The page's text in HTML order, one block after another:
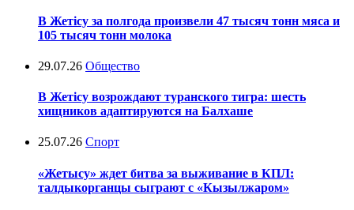
В Жетісу за полгода произвели 47 тысяч тонн мяса и
105 тысяч тонн молока
29.07.26 Общество
В Жетісу возрождают туранского тигра: шесть
хищников адаптируются на Балхаше
25.07.26 Спорт
«Жетысу» ждет битва за выживание в КПЛ:
талдыкорганцы сыграют с «Кызылжаром»